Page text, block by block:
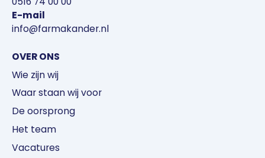
E-mail
info@farmakander.nl
OVER ONS
Wie zijn wij
Waar staan wij voor
De oorsprong
Het team
Vacatures